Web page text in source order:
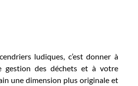
ludiques, c’est donner à
gestion des déchets et à votre
une dimension plus originale et